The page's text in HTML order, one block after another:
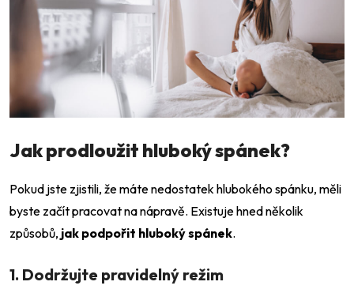
Jak prodloužit hluboký spánek?
Pokud jste zjistili, že máte nedostatek hlubokého spánku, měli
byste začít pracovat na nápravě. Existuje hned několik
způsobů, jak podpořit hluboký spánek.
1. Dodržujte pravidelný režim